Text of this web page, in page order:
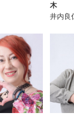
木
井内良